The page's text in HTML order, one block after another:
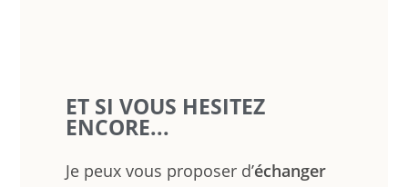
ET SI VOUS HESITEZ
ENCORE...
Je peux vous proposer d’échanger